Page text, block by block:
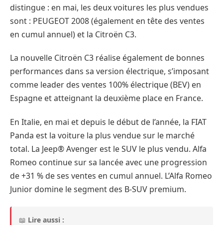
distingue : en mai, les deux voitures les plus vendues
sont : PEUGEOT 2008 (également en tête des ventes
en cumul annuel) et la Citroën C3.
La nouvelle Citroën C3 réalise également de bonnes
performances dans sa version électrique, s’imposant
comme leader des ventes 100% électrique (BEV) en
Espagne et atteignant la deuxième place en France.
En Italie, en mai et depuis le début de l’année, la FIAT
Panda est la voiture la plus vendue sur le marché
total. La Jeep® Avenger est le SUV le plus vendu. Alfa
Romeo continue sur sa lancée avec une progression
de +31 % de ses ventes en cumul annuel. L’Alfa Romeo
Junior domine le segment des B-SUV premium.
📖 Lire aussi :